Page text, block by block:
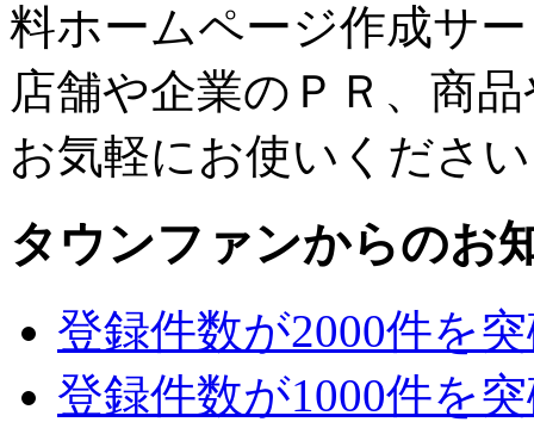
料ホームページ作成サ
店舗や企業のＰＲ、商
お気軽にお使いくださ
タウンファンからのお
登録件数が2000件を
登録件数が1000件を